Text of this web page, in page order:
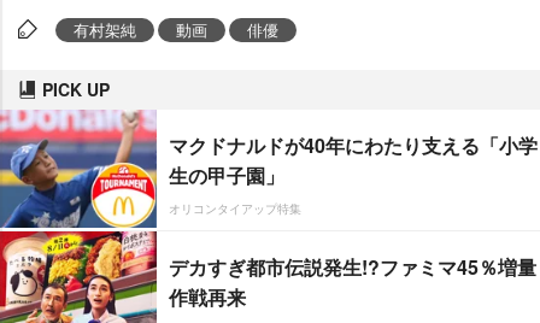
有村架純 動画 俳優
PICK UP
マクドナルドが40年にわたり支える「小学
生の甲子園」
オリコンタイアップ特集
デカすぎ都市伝説発生!?ファミマ45％増量
作戦再来